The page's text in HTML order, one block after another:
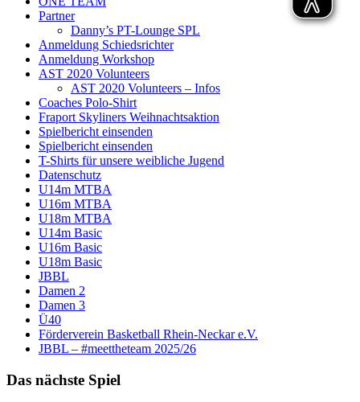
Partner
Danny’s PT-Lounge SPL
Anmeldung Schiedsrichter
Anmeldung Workshop
AST 2020 Volunteers
AST 2020 Volunteers – Infos
Coaches Polo-Shirt
Fraport Skyliners Weihnachtsaktion
Spielbericht einsenden
Spielbericht einsenden
T-Shirts für unsere weibliche Jugend
Datenschutz
U14m MTBA
U16m MTBA
U18m MTBA
U14m Basic
U16m Basic
U18m Basic
JBBL
Damen 2
Damen 3
Ü40
Förderverein Basketball Rhein-Neckar e.V.
JBBL – #meettheteam 2025/26
Das nächste Spiel